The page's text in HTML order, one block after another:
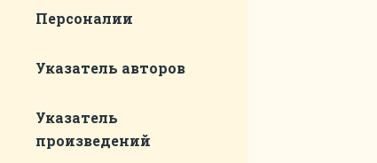
Персоналии
Указатель авторов
Указатель
произведений